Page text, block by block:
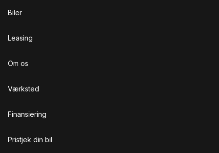
M
multifunktionsrat
N
Biler
Leasing
Om os
Værksted
Finansiering
Pristjek din bil